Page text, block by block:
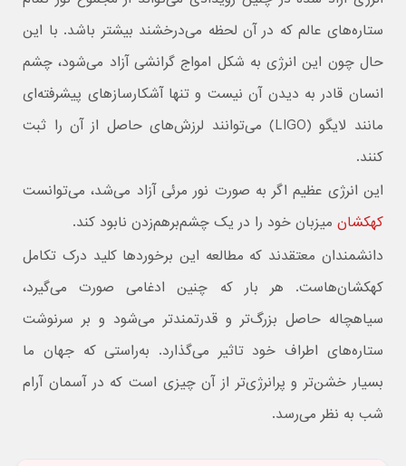
ستاره‌های عالم که در آن لحظه می‌درخشند بیشتر باشد. با این
حال چون این انرژی به شکل امواج گرانشی آزاد می‌شود، چشم
انسان قادر به دیدن آن نیست و تنها آشکارسازهای پیشرفته‌ای
مانند لایگو (LIGO) می‌توانند لرزش‌های حاصل از آن را ثبت
کنند.
این انرژی عظیم اگر به صورت نور مرئی آزاد می‌شد، می‌توانست
کهکشان میزبان خود را در یک چشم‌برهم‌زدن نابود کند.
دانشمندان معتقدند که مطالعه این برخوردها کلید درک تکامل
کهکشان‌هاست. هر بار که چنین ادغامی صورت می‌گیرد،
سیاهچاله حاصل بزرگ‌تر و قدرتمندتر می‌شود و بر سرنوشت
ستاره‌های اطراف خود تاثیر می‌گذارد. به‌راستی که جهان ما
بسیار خشن‌تر و پرانرژی‌تر از آن چیزی است که در آسمان آرام
شب به نظر می‌رسد.